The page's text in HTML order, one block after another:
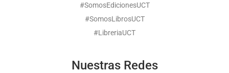
#SomosEdicionesUCT
#SomosLibrosUCT
#LibreriaUCT
Nuestras Redes